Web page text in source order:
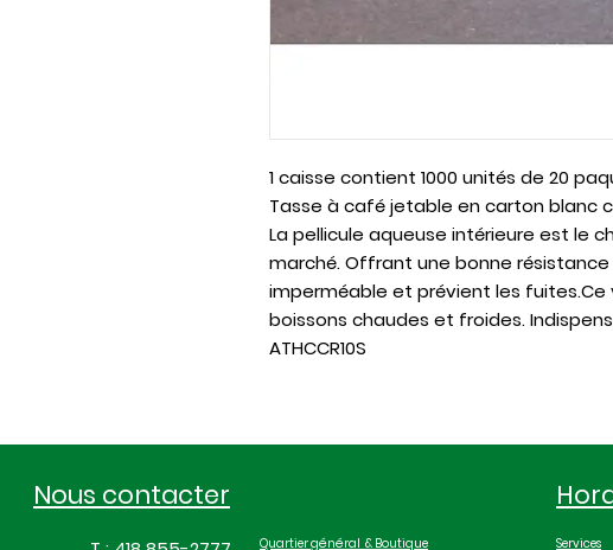
1 caisse contient 1000 unités de 20
Tasse à café jetable en carton blanc
La pellicule aqueuse intérieure est le
marché. Offrant une bonne résistance
imperméable et prévient les fuites.Ce
boissons chaudes et froides.
ATHCCR10S
Nous contacter
Quartier général & Boutique Services